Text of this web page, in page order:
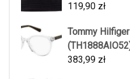
119,90 zł
Tommy
383,99 zł